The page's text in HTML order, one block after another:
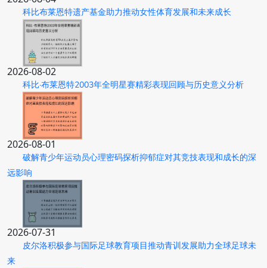
科比布莱恩特遗产基金助力推动女性体育发展和未来成长
2026-08-02
科比·布莱恩特2003年全明星赛精彩表现回顾与历史意义分析
2026-08-01
破解青少年运动员心理密码探析抑郁症对其竞技表现和成长的深
远影响
2026-07-31
皮尔洛积极参与国际足球教育项目推动青训发展助力全球足球未
来